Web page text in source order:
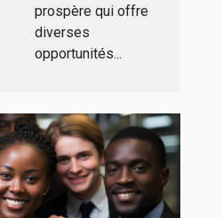
prospère qui offre
diverses
opportunités...